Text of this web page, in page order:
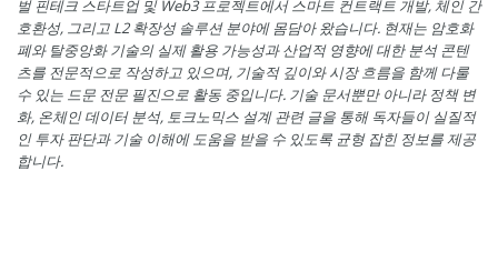
벌 핀테크 스타트업 및 Web3 프로젝트에서 스마트 컨트랙트 개발, 체인 간
호환성, 그리고 L2 확장성 솔루션 분야에 몸담아 왔습니다. 현재는 암호화
폐와 탈중앙화 기술의 실제 활용 가능성과 산업적 영향에 대한 분석 콘텐
츠를 전문적으로 작성하고 있으며, 기술적 깊이와 시장 흐름을 함께 다룰
수 있는 드문 전문 필진으로 활동 중입니다. 기술 문서뿐만 아니라 정책 변
화, 온체인 데이터 분석, 토크노믹스 설계 관련 글을 통해 독자들이 실질적
인 투자 판단과 기술 이해에 도움을 받을 수 있도록 균형 잡힌 정보를 제공
합니다.